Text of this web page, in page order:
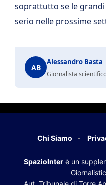
soprattutto se le
serio nelle prossime
AB
Alessandro Basta
Giornalista scientifico
Chi Siamo
SpazioInter è un
Aut. Tribunale di Torre